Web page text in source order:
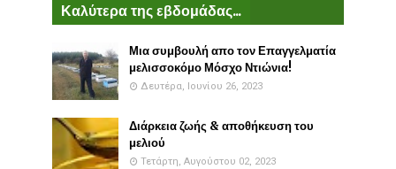
Καλύτερα της εβδομάδας...
Μια συμβουλή απο τον Επαγγελματία
μελισσοκόμο Μόσχο Ντιώνια!
Δευτέρα, Ιουνίου 26, 2023
Διάρκεια ζωής & αποθήκευση του
μελιού
Τετάρτη, Αυγούστου 02, 2023